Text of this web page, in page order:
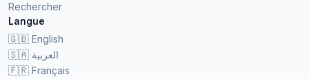
Rechercher
Langue
🇬🇧 English
🇸🇦 العربية
🇫🇷 Français